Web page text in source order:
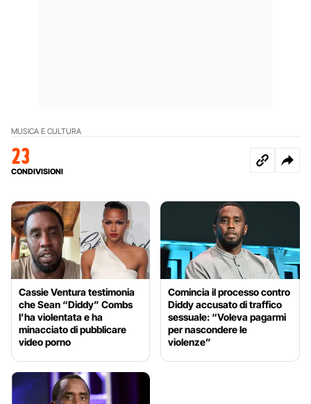
MUSICA E CULTURA
23
CONDIVISIONI
Cassie Ventura testimonia
che Sean “Diddy” Combs
l’ha violentata e ha
minacciato di pubblicare
video porno
Comincia il processo contro
Diddy accusato di traffico
sessuale: “Voleva pagarmi
per nascondere le
violenze”